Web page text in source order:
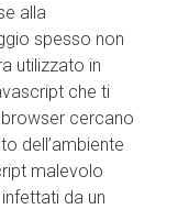
alla
spesso non
utilizzato in
che ti
cercano
dell’ambiente
malevolo
da un